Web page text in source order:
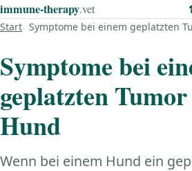
immune‑therapy.vet
Start Symptome bei einem geplatzten
Symptome bei
geplatzten
Hund
Wenn bei einem Hund ein